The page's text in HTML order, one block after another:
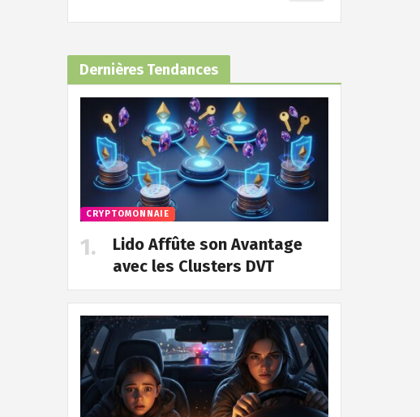
Dernières Tendances
CRYPTOMONNAIE
Lido Affûte son Avantage
avec les Clusters DVT